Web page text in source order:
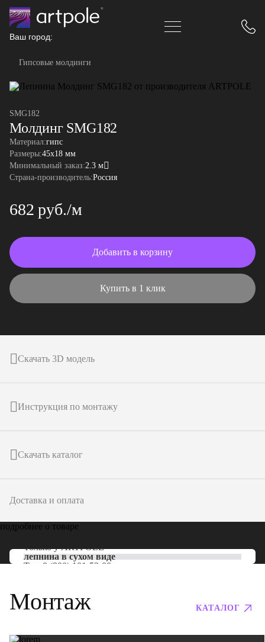
Ваш город:
Гипсовые молдинги
SMG182
Молдинг SMG182
Материал:гипс
Размеры:45x18 мм
Минимальный заказ:2.3 м
Страна-производитель:Россия
682 руб./м
Добавить в корзину
Купить в 1 клик
Скачать 3D модель
Инструкция по монтажу
Скачать каталог
Доставка и оплата
подробнее о товаре
Только уARTPOLE
лепнина в сухом виде
Тел: 8 (800) 101-53-00
Монтаж КАТАЛОГ